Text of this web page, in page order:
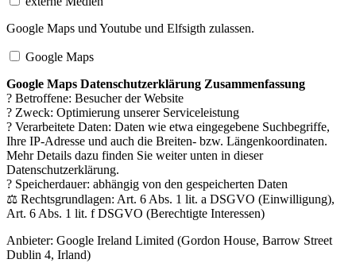
Google Maps und Youtube und Elfsigth zulassen.
Google Maps
Google Maps Datenschutzerklärung Zusammenfassung
? Betroffene: Besucher der Website
? Zweck: Optimierung unserer Serviceleistung
? Verarbeitete Daten: Daten wie etwa eingegebene Suchbegriffe,
Ihre IP-Adresse und auch die Breiten- bzw. Längenkoordinaten.
Mehr Details dazu finden Sie weiter unten in dieser
Datenschutzerklärung.
? Speicherdauer: abhängig von den gespeicherten Daten
⚖️ Rechtsgrundlagen: Art. 6 Abs. 1 lit. a DSGVO (Einwilligung),
Art. 6 Abs. 1 lit. f DSGVO (Berechtigte Interessen)
Anbieter: Google Ireland Limited (Gordon House, Barrow Street
Dublin 4, Irland)